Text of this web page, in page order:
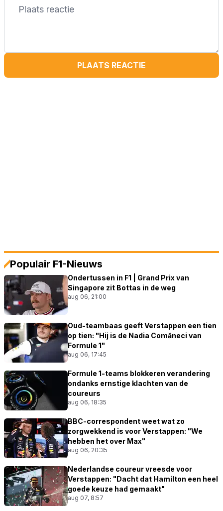
PLAATS REACTIE
Populair F1-Nieuws
Ondertussen in F1 | Grand Prix van
Singapore zit Bottas in de weg
aug 06, 21:00
Oud-teambaas geeft Verstappen een tien
op tien: "Hij is de Nadia Comăneci van
Formule 1"
aug 06, 17:45
Formule 1-teams blokkeren verandering
ondanks ernstige klachten van de
coureurs
aug 06, 18:35
BBC-correspondent weet wat zo
zorgwekkend is voor Verstappen: "We
hebben het over Max"
aug 06, 20:35
Nederlandse coureur vreesde voor
Verstappen: "Dacht dat Hamilton een heel
goede keuze had gemaakt"
aug 07, 8:57